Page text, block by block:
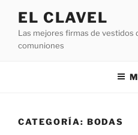
contenido
EL CLAVEL
Las mejores firmas de vestidos
comuniones
CATEGORÍA: BODAS